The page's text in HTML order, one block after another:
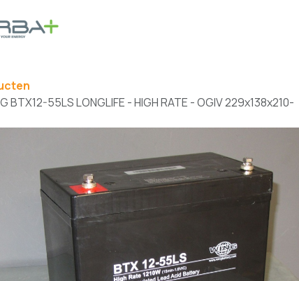
BTX12-55LS LONGLIFE - HIGH RATE - OGIV 229x138x210-